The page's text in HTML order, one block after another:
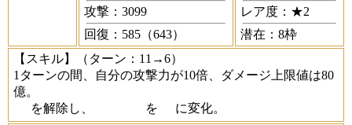
攻撃：3099
回復：585（643）
レア度：★2
潜在：8枠
【スキル】
（ターン：11→6）
1ターンの間、自分の攻撃力が10倍、ダメージ上限値は80
億。
を解除し、
を
に変化。